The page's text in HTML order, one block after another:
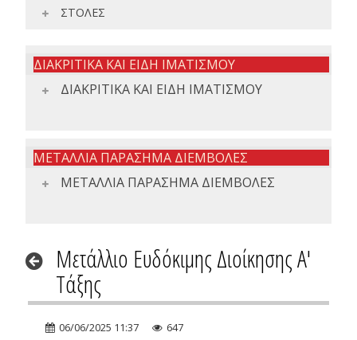
ΣΤΟΛΕΣ
ΔΙΑΚΡΙΤΙΚΑ ΚΑΙ ΕΙΔΗ ΙΜΑΤΙΣΜΟΥ
ΔΙΑΚΡΙΤΙΚΑ ΚΑΙ ΕΙΔΗ ΙΜΑΤΙΣΜΟΥ
ΜΕΤΑΛΛΙΑ ΠΑΡΑΣΗΜΑ ΔΙΕΜΒΟΛΕΣ
ΜΕΤΑΛΛΙΑ ΠΑΡΑΣΗΜΑ ΔΙΕΜΒΟΛΕΣ
Μετάλλιο Ευδόκιμης Διοίκησης Α'
Τάξης
06/06/2025 11:37 647